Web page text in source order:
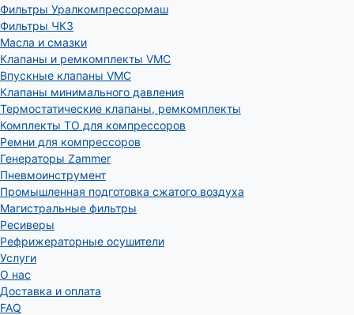
Фильтры Уралкомпрессормаш
Фильтры ЧКЗ
Масла и смазки
Клапаны и ремкомплекты VMC
Впускные клапаны VMC
Клапаны минимального давления
Термостатические клапаны, ремкомплекты
Комплекты ТО для компрессоров
Ремни для компрессоров
Генераторы Zammer
Пневмоинструмент
Промышленная подготовка сжатого воздуха
Магистральные фильтры
Ресиверы
Рефрижераторные осушители
Услуги
О нас
Доставка и оплата
FAQ